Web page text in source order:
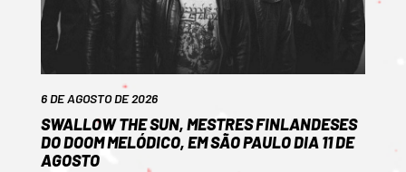
6 DE AGOSTO DE 2026
SWALLOW THE SUN, MESTRES FINLANDESES
DO DOOM MELÓDICO, EM SÃO PAULO DIA 11 DE
AGOSTO